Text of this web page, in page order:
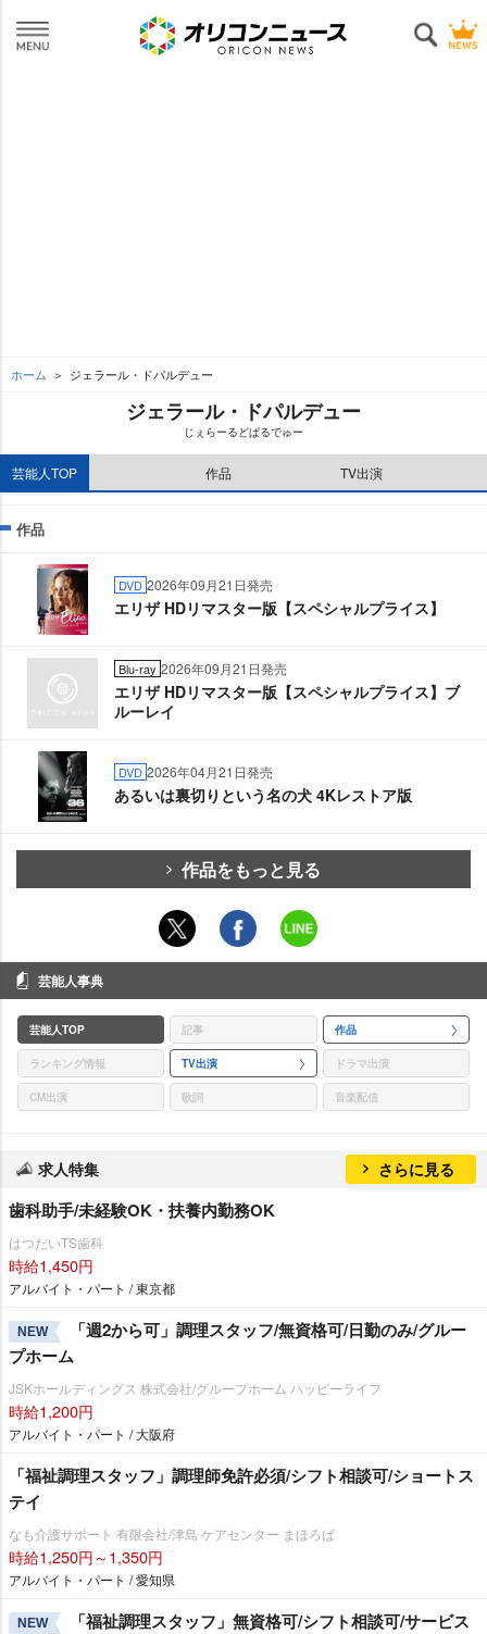
ホーム ジェラール・ドパルデュー
ジェラール・ドパルデュー
じぇらーるどぱるでゅー
芸能人TOP 作品 TV出演
作品
DVD 2026年09月21日発売
エリザ HDリマスター版【スペシャルプライス】
Blu-ray 2026年09月21日発売
エリザ HDリマスター版【スペシャルプライス】ブ
ルーレイ
DVD 2026年04月21日発売
あるいは裏切りという名の犬 4Kレストア版
作品をもっと見る
芸能人事典
芸能人TOP 記事 作品
ランキング情報 TV出演 ドラマ出演
CM出演 歌詞 音楽配信
求人特集 さらに見る
歯科助手/未経験OK・扶養内勤務OK
はつだいTS歯科
時給1,450円
アルバイト・パート / 東京都
NEW
「週2から可」調理スタッフ/無資格可/日勤のみ/グルー
プホーム
JSKホールディングス 株式会社/グループホーム ハッピーライフ
時給1,200円
アルバイト・パート / 大阪府
「福祉調理スタッフ」調理師免許必須/シフト相談可/ショートス
テイ
なも介護サポート 有限会社/津島 ケアセンター まほろば
時給1,250円～1,350円
アルバイト・パート / 愛知県
NEW
「福祉調理スタッフ」無資格可/シフト相談可/サービス